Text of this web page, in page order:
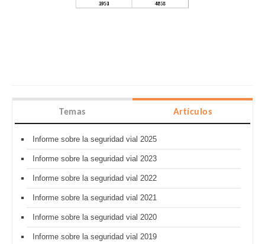
Temas Artículos
Informe sobre la seguridad vial 2025
Informe sobre la seguridad vial 2023
Informe sobre la seguridad vial 2022
Informe sobre la seguridad vial 2021
Informe sobre la seguridad vial 2020
Informe sobre la seguridad vial 2019